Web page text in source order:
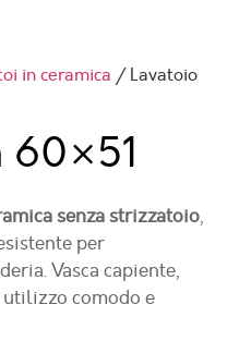
in ceramica / Lavatoio
60×51
senza strizzatoio,
per
Vasca capiente,
comodo e